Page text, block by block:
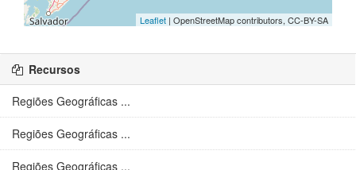
Recursos
Regiões Geográficas ...
Regiões Geográficas ...
Regiões Geográficas ...